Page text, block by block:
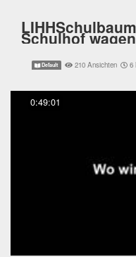
Schulhof wagen
Default 210 Ansichten 6
0:49:01